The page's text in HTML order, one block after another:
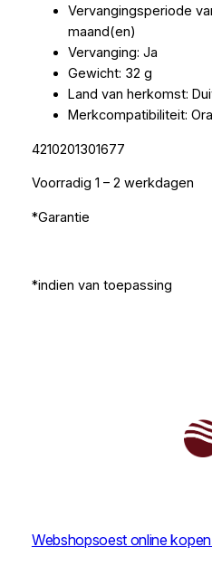
Vervangingsperiode
maand(en)
Vervanging: Ja
Gewicht: 32 g
Land van herkomst:
Merkcompatibiliteit:
4210201301677
Voorradig 1 – 2 werkdagen
*Garantie
*indien van toepassing
Webshopsoest online